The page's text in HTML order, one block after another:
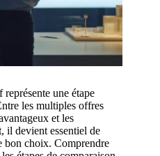
représente une étape
les multiples offres
et les
il devient essentiel de
bon choix. Comprendre